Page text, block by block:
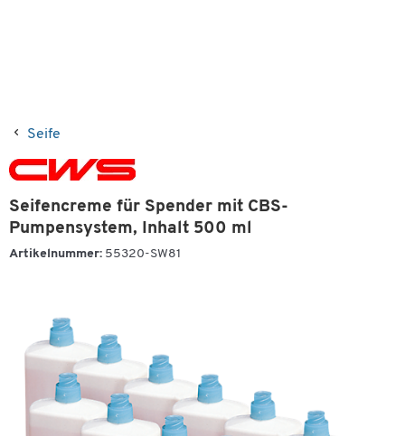
Seife
Seifencreme für Spender mit CBS-
Pumpensystem, Inhalt 500 ml
Artikelnummer: 55320-SW81